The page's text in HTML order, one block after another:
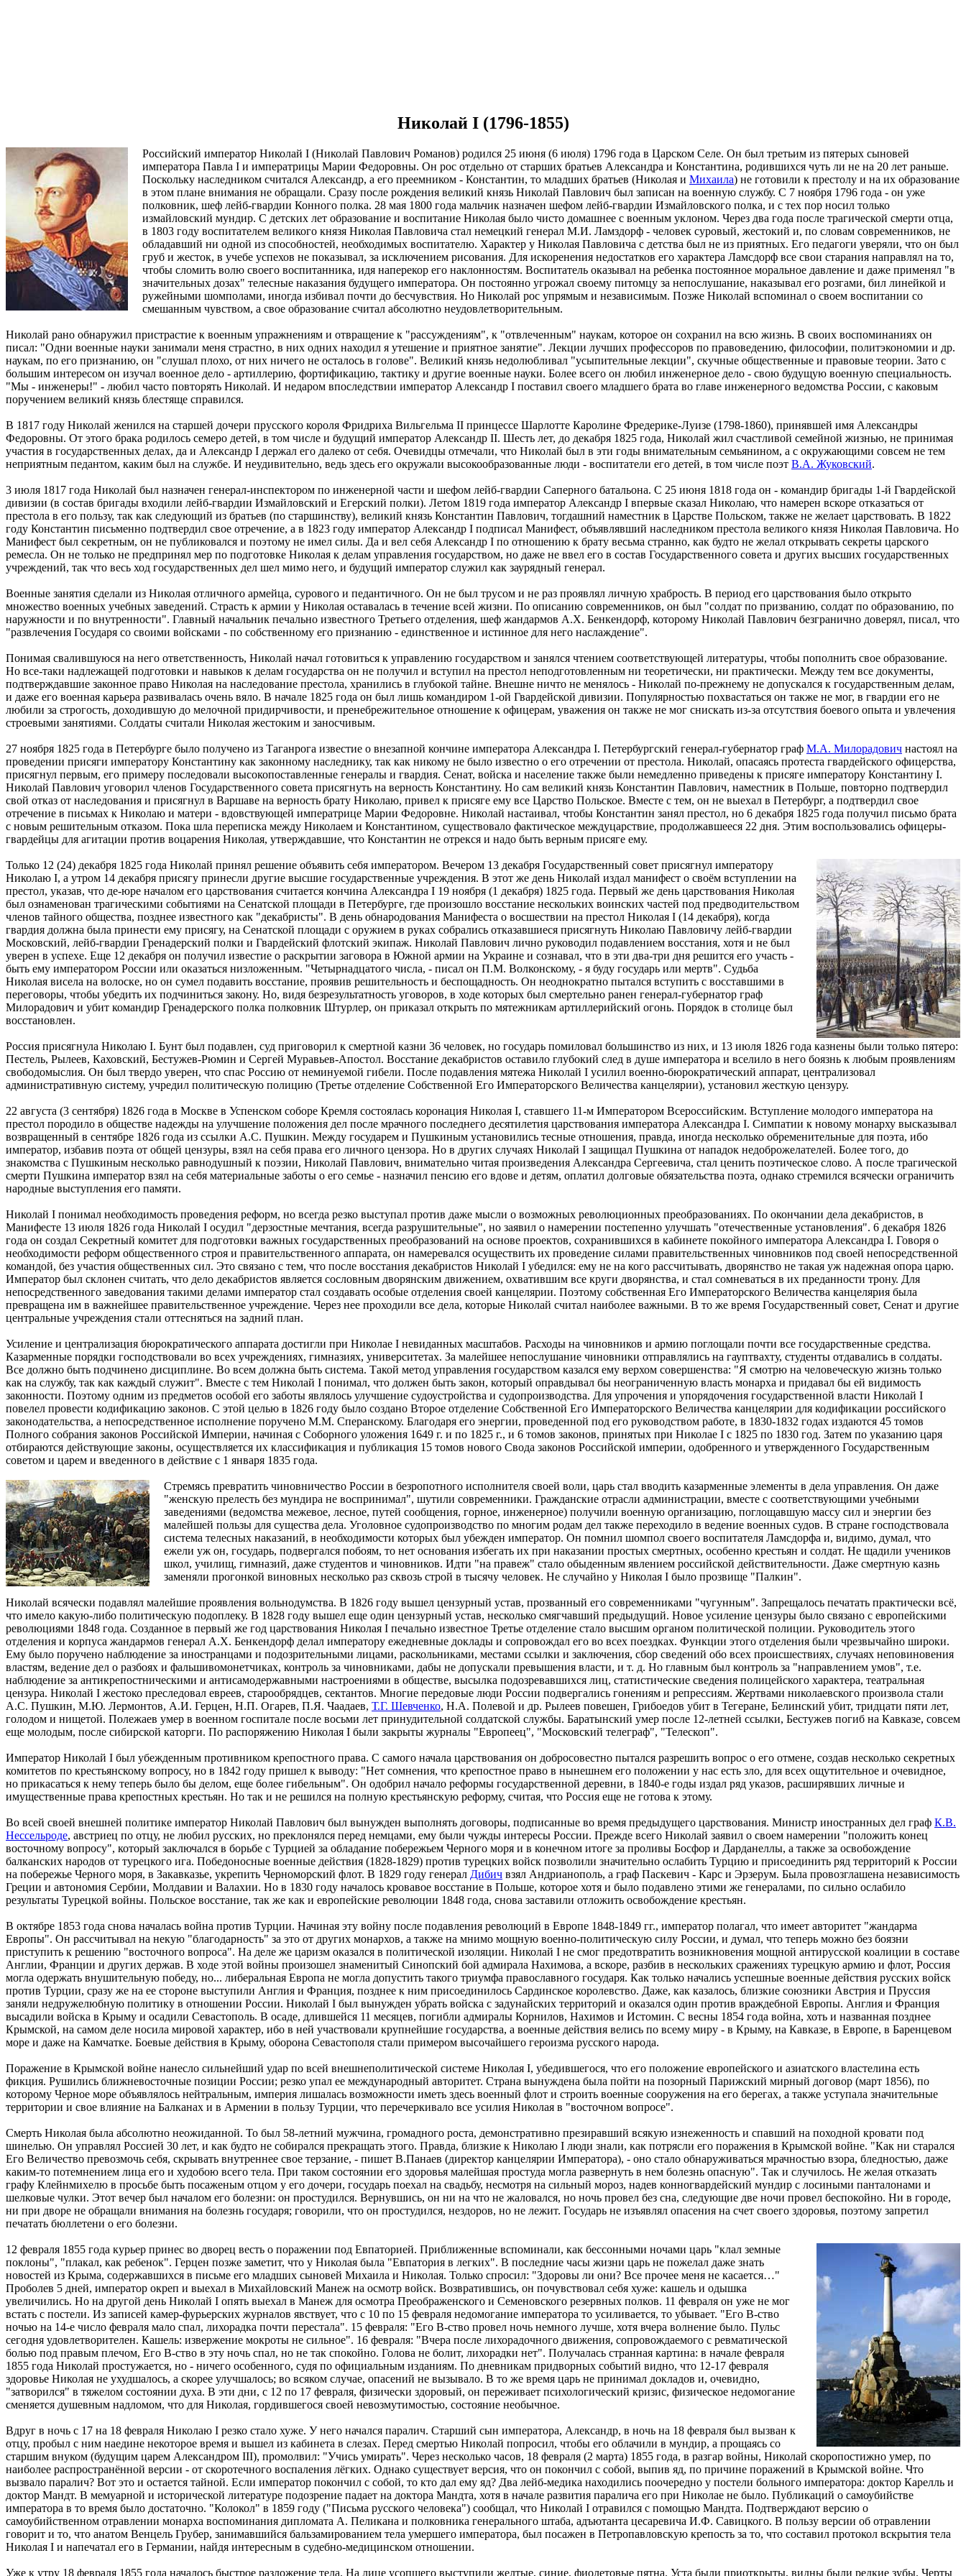
Николай I (1796-1855)
Российский император Николай I (Николай Павлович Романов) родился 25 июня (6 июля) 1796 года в Царском Селе. Он был третьим из пятерых сыновей
императора Павла I и императрицы Марии Федоровны. Он рос отдельно от старших братьев Александра и Константина, родившихся чуть ли не на 20 лет раньше.
Поскольку наследником считался Александр, а его преемником - Константин, то младших братьев (Николая и Михаила) не готовили к престолу и на их образование
в этом плане внимания не обращали. Сразу после рождения великий князь Николай Павлович был записан на военную службу. С 7 ноября 1796 года - он уже
полковник, шеф лейб-гвардии Конного полка. 28 мая 1800 года мальчик назначен шефом лейб-гвардии Измайловского полка, и с тех пор носил только
измайловский мундир. С детских лет образование и воспитание Николая было чисто домашнее с военным уклоном. Через два года после трагической смерти отца,
в 1803 году воспитателем великого князя Николая Павловича стал немецкий генерал М.И. Ламздорф - человек суровый, жестокий и, по словам современников, не
обладавший ни одной из способностей, необходимых воспитателю. Характер у Николая Павловича с детства был не из приятных. Его педагоги уверяли, что он был
груб и жесток, в учебе успехов не показывал, за исключением рисования. Для искоренения недостатков его характера Ламсдорф все свои старания направлял на то,
чтобы сломить волю своего воспитанника, идя наперекор его наклонностям. Воспитатель оказывал на ребенка постоянное моральное давление и даже применял "в
значительных дозах" телесные наказания будущего императора. Он постоянно угрожал своему питомцу за непослушание, наказывал его розгами, бил линейкой и
ружейными шомполами, иногда избивал почти до бесчувствия. Но Николай рос упрямым и независимым. Позже Николай вспоминал о своем воспитании со
смешанным чувством, а свое образование считал абсолютно неудовлетворительным.
Николай рано обнаружил пристрастие к военным упражнениям и отвращение к "рассуждениям", к "отвлеченным" наукам, которое он сохранил на всю жизнь. В своих воспоминаниях он
писал: "Одни военные науки занимали меня страстно, в них одних находил я утешение и приятное занятие". Лекции лучших профессоров по правоведению, философии, политэкономии и др.
наукам, по его признанию, он "слушал плохо, от них ничего не осталось в голове". Великий князь недолюбливал "усыпительные лекции", скучные общественные и правовые теории. Зато с
большим интересом он изучал военное дело - артиллерию, фортификацию, тактику и другие военные науки. Более всего он любил инженерное дело - свою будущую военную специальность.
"Мы - инженеры!" - любил часто повторять Николай. И недаром впоследствии император Александр I поставил своего младшего брата во главе инженерного ведомства России, с каковым
поручением великий князь блестяще справился.
В 1817 году Николай женился на старшей дочери прусского короля Фридриха Вильгельма II принцессе Шарлотте Каролине Фредерике-Луизе (1798-1860), принявшей имя Александры
Федоровны. От этого брака родилось семеро детей, в том числе и будущий император Александр II. Шесть лет, до декабря 1825 года, Николай жил счастливой семейной жизнью, не принимая
участия в государственных делах, да и Александр I держал его далеко от себя. Очевидцы отмечали, что Николай был в эти годы внимательным семьянином, а с окружающими совсем не тем
неприятным педантом, каким был на службе. И неудивительно, ведь здесь его окружали высокообразованные люди - воспитатели его детей, в том числе поэт В.А. Жуковский.
3 июля 1817 года Николай был назначен генерал-инспектором по инженерной части и шефом лейб-гвардии Саперного батальона. С 25 июня 1818 года он - командир бригады 1-й Гвардейской
дивизии (в состав бригады входили лейб-гвардии Измайловский и Егерский полки). Летом 1819 года император Александр I впервые сказал Николаю, что намерен вскоре отказаться от
престола в его пользу, так как следующий из братьев (по старшинству), великий князь Константин Павлович, тогдашний наместник в Царстве Польском, также не желает царствовать. В 1822
году Константин письменно подтвердил свое отречение, а в 1823 году император Александр I подписал Манифест, объявлявший наследником престола великого князя Николая Павловича. Но
Манифест был секретным, он не публиковался и поэтому не имел силы. Да и вел себя Александр I по отношению к брату весьма странно, как будто не желал открывать секреты царского
ремесла. Он не только не предпринял мер по подготовке Николая к делам управления государством, но даже не ввел его в состав Государственного совета и других высших государственных
учреждений, так что весь ход государственных дел шел мимо него, и будущий император служил как заурядный генерал.
Военные занятия сделали из Николая отличного армейца, сурового и педантичного. Он не был трусом и не раз проявлял личную храбрость. В период его царствования было открыто
множество военных учебных заведений. Страсть к армии у Николая оставалась в течение всей жизни. По описанию современников, он был "солдат по призванию, солдат по образованию, по
наружности и по внутренности". Главный начальник печально известного Третьего отделения, шеф жандармов А.X. Бенкендорф, которому Николай Павлович безгранично доверял, писал, что
"развлечения Государя со своими войсками - по собственному его признанию - единственное и истинное для него наслаждение".
Понимая свалившуюся на него ответственность, Николай начал готовиться к управлению государством и занялся чтением соответствующей литературы, чтобы пополнить свое образование.
Но все-таки надлежащей подготовки и навыков к делам государства он не получил и вступил на престол неподготовленным ни теоретически, ни практически. Между тем все документы,
подтверждавшие законное право Николая на наследование престола, хранились в глубокой тайне. Внешне ничто не менялось - Николай по-прежнему не допускался к государственным делам,
и даже его военная карьера развивалась очень вяло. В начале 1825 года он был лишь командиром 1-ой Гвардейской дивизии. Популярностью похвастаться он также не мог, в гвардии его не
любили за строгость, доходившую до мелочной придирчивости, и пренебрежительное отношение к офицерам, уважения он также не мог снискать из-за отсутствия боевого опыта и увлечения
строевыми занятиями. Солдаты считали Николая жестоким и заносчивым.
27 ноября 1825 года в Петербурге было получено из Таганрога известие о внезапной кончине императора Александра I. Петербургский генерал-губернатор граф М.А. Милорадович настоял на
проведении присяги императору Константину как законному наследнику, так как никому не было известно о его отречении от престола. Николай, опасаясь протеста гвардейского офицерства,
присягнул первым, его примеру последовали высокопоставленные генералы и гвардия. Сенат, войска и население также были немедленно приведены к присяге императору Константину I.
Николай Павлович уговорил членов Государственного совета присягнуть на верность Константину. Но сам великий князь Константин Павлович, наместник в Польше, повторно подтвердил
свой отказ от наследования и присягнул в Варшаве на верность брату Николаю, привел к присяге ему все Царство Польское. Вместе с тем, он не выехал в Петербург, а подтвердил свое
отречение в письмах к Николаю и матери - вдовствующей императрице Марии Федоровне. Николай настаивал, чтобы Константин занял престол, но 6 декабря 1825 года получил письмо брата
с новым решительным отказом. Пока шла переписка между Николаем и Константином, существовало фактическое междуцарствие, продолжавшееся 22 дня. Этим воспользовались офицеры-
гвардейцы для агитации против воцарения Николая, утверждавшие, что Константин не отрекся и надо быть верным присяге ему.
Только 12 (24) декабря 1825 года Николай принял решение объявить себя императором. Вечером 13 декабря Государственный совет присягнул императору
Николаю I, а утром 14 декабря присягу принесли другие высшие государственные учреждения. В этот же день Николай издал манифест о своём вступлении на
престол, указав, что де-юре началом его царствования считается кончина Александра I 19 ноября (1 декабря) 1825 года. Первый же день царствования Николая
был ознаменован трагическими событиями на Сенатской площади в Петербурге, где произошло восстание нескольких воинских частей под предводительством
членов тайного общества, позднее известного как "декабристы". В день обнародования Манифеста о восшествии на престол Николая I (14 декабря), когда
гвардия должна была принести ему присягу, на Сенатской площади с оружием в руках собрались отказавшиеся присягнуть Николаю Павловичу лейб-гвардии
Московский, лейб-гвардии Гренадерский полки и Гвардейский флотский экипаж. Николай Павлович лично руководил подавлением восстания, хотя и не был
уверен в успехе. Еще 12 декабря он получил известие о раскрытии заговора в Южной армии на Украине и сознавал, что в эти два-три дня решится его участь -
быть ему императором России или оказаться низложенным. "Четырнадцатого числа, - писал он П.М. Волконскому, - я буду государь или мертв". Судьба
Николая висела на волоске, но он сумел подавить восстание, проявив решительность и беспощадность. Он неоднократно пытался вступить с восставшими в
переговоры, чтобы убедить их подчиниться закону. Но, видя безрезультатность уговоров, в ходе которых был смертельно ранен генерал-губернатор граф
Милорадович и убит командир Гренадерского полка полковник Штурлер, он приказал открыть по мятежникам артиллерийский огонь. Порядок в столице был
восстановлен.
Россия присягнула Николаю I. Бунт был подавлен, суд приговорил к смертной казни 36 человек, но государь помиловал большинство из них, и 13 июля 1826 года казнены были только пятеро:
Пестель, Рылеев, Каховский, Бестужев-Рюмин и Сергей Муравьев-Апостол. Восстание декабристов оставило глубокий след в душе императора и вселило в него боязнь к любым проявлениям
свободомыслия. Он был твердо уверен, что спас Россию от неминуемой гибели. После подавления мятежа Николай I усилил военно-бюрократический аппарат, централизовал
административную систему, учредил политическую полицию (Третье отделение Собственной Его Императорского Величества канцелярии), установил жесткую цензуру.
22 августа (3 сентября) 1826 года в Москве в Успенском соборе Кремля состоялась коронация Николая I, ставшего 11-м Императором Всероссийским. Вступление молодого императора на
престол породило в обществе надежды на улучшение положения дел после мрачного последнего десятилетия царствования императора Александра I. Симпатии к новому монарху высказывал
возвращенный в сентябре 1826 года из ссылки А.С. Пушкин. Между государем и Пушкиным установились тесные отношения, правда, иногда несколько обременительные для поэта, ибо
император, избавив поэта от общей цензуры, взял на себя права его личного цензора. Но в других случаях Николай I защищал Пушкина от нападок недоброжелателей. Более того, до
знакомства с Пушкиным несколько равнодушный к поэзии, Николай Павлович, внимательно читая произведения Александра Сергеевича, стал ценить поэтическое слово. А после трагической
смерти Пушкина император взял на себя материальные заботы о его семье - назначил пенсию его вдове и детям, оплатил долговые обязательства поэта, однако стремился всячески ограничить
народные выступления его памяти.
Николай I понимал необходимость проведения реформ, но всегда резко выступал против даже мысли о возможных революционных преобразованиях. По окончании дела декабристов, в
Манифесте 13 июля 1826 года Николай I осудил "дерзостные мечтания, всегда разрушительные", но заявил о намерении постепенно улучшать "отечественные установления". 6 декабря 1826
года он создал Секретный комитет для подготовки важных государственных преобразований на основе проектов, сохранившихся в кабинете покойного императора Александра I. Говоря о
необходимости реформ общественного строя и правительственного аппарата, он намеревался осуществить их проведение силами правительственных чиновников под своей непосредственной
командой, без участия общественных сил. Это связано с тем, что после восстания декабристов Николай I убедился: ему не на кого рассчитывать, дворянство не такая уж надежная опора царю.
Император был склонен считать, что дело декабристов является сословным дворянским движением, охватившим все круги дворянства, и стал сомневаться в их преданности трону. Для
непосредственного заведования такими делами император стал создавать особые отделения своей канцелярии. Поэтому собственная Его Императорского Величества канцелярия была
превращена им в важнейшее правительственное учреждение. Через нее проходили все дела, которые Николай считал наиболее важными. В то же время Государственный совет, Сенат и другие
центральные учреждения стали оттесняться на задний план.
Усиление и централизация бюрократического аппарата достигли при Николае I невиданных масштабов. Расходы на чиновников и армию поглощали почти все государственные средства.
Казарменные порядки господствовали во всех учреждениях, гимназиях, университетах. За малейшее непослушание чиновники отправлялись на гауптвахту, студенты отдавались в солдаты.
Все должно быть подчинено дисциплине. Во всем должна быть система. Такой метод управления государством казался ему верхом совершенства: "Я смотрю на человеческую жизнь только
как на службу, так как каждый служит". Вместе с тем Николай I понимал, что должен быть закон, который оправдывал бы неограниченную власть монарха и придавал бы ей видимость
законности. Поэтому одним из предметов особой его заботы являлось улучшение судоустройства и судопроизводства. Для упрочения и упорядочения государственной власти Николай I
повелел провести кодификацию законов. С этой целью в 1826 году было создано Второе отделение Собственной Его Императорского Величества канцелярии для кодификации российского
законодательства, а непосредственное исполнение поручено М.М. Сперанскому. Благодаря его энергии, проведенной под его руководством работе, в 1830-1832 годах издаются 45 томов
Полного собрания законов Российской Империи, начиная с Соборного уложения 1649 г. и по 1825 г., и 6 томов законов, принятых при Николае I с 1825 по 1830 год. Затем по указанию царя
отбираются действующие законы, осуществляется их классификация и публикация 15 томов нового Свода законов Российской империи, одобренного и утвержденного Государственным
советом и царем и введенного в действие с 1 января 1835 года.
Стремясь превратить чиновничество России в безропотного исполнителя своей воли, царь стал вводить казарменные элементы в дела управления. Он даже
"женскую прелесть без мундира не воспринимал", шутили современники. Гражданские отрасли администрации, вместе с соответствующими учебными
заведениями (ведомства межевое, лесное, путей сообщения, горное, инженерное) получили военную организацию, поглощавшую массу сил и энергии без
малейшей пользы для существа дела. Уголовное судопроизводство по многим родам дел также переходило в ведение военных судов. В стране господствовала
система телесных наказаний, в необходимости которых был убежден император. Он помнил шомпол своего воспитателя Ламсдорфа и, видимо, думал, что
ежели уж он, государь, подвергался побоям, то нет основания избегать их при наказании простых смертных, особенно крестьян и солдат. Не щадили учеников
школ, училищ, гимназий, даже студентов и чиновников. Идти "на правеж" стало обыденным явлением российской действительности. Даже смертную казнь
заменяли прогонкой виновных несколько раз сквозь строй в тысячу человек. Не случайно у Николая I было прозвище "Палкин".
Николай всячески подавлял малейшие проявления вольнодумства. В 1826 году вышел цензурный устав, прозванный его современниками "чугунным". Запрещалось печатать практически всё,
что имело какую-либо политическую подоплеку. В 1828 году вышел еще один цензурный устав, несколько смягчавший предыдущий. Новое усиление цензуры было связано с европейскими
революциями 1848 года. Созданное в первый же год царствования Николая I печально известное Третье отделение стало высшим органом политической полиции. Руководитель этого
отделения и корпуса жандармов генерал А.X. Бенкендорф делал императору ежедневные доклады и сопровождал его во всех поездках. Функции этого отделения были чрезвычайно широки.
Ему было поручено наблюдение за иностранцами и подозрительными лицами, раскольниками, местами ссылки и заключения, сбор сведений обо всех происшествиях, случаях неповиновения
властям, ведение дел о разбоях и фальшивомонетчиках, контроль за чиновниками, дабы не допускали превышения власти, и т. д. Но главным был контроль за "направлением умов", т.е.
наблюдение за антикрепостническими и антисамодержавными настроениями в обществе, высылка подозревавшихся лиц, статистические сведения полицейского характера, театральная
цензура. Николай I жестоко преследовал евреев, старообрядцев, сектантов. Многие передовые люди России подвергались гонениям и репрессиям. Жертвами николаевского произвола стали
А.С. Пушкин, М.Ю. Лермонтов, А.И. Герцен, Н.П. Огарев, П.Я. Чаадаев, Т.Г. Шевченко, Н.А. Полевой и др. Рылеев повешен, Грибоедов убит в Тегеране, Белинский убит, тридцати пяти лет,
голодом и нищетой. Полежаев умер в военном госпитале после восьми лет принудительной солдатской службы. Баратынский умер после 12-летней ссылки, Бестужев погиб на Кавказе, совсем
еще молодым, после сибирской каторги. По распоряжению Николая I были закрыты журналы "Европеец", "Московский телеграф", "Телескоп".
Император Николай I был убежденным противником крепостного права. С самого начала царствования он добросовестно пытался разрешить вопрос о его отмене, создав несколько секретных
комитетов по крестьянскому вопросу, но в 1842 году пришел к выводу: "Нет сомнения, что крепостное право в нынешнем его положении у нас есть зло, для всех ощутительное и очевидное,
но прикасаться к нему теперь было бы делом, еще более гибельным". Он одобрил начало реформы государственной деревни, в 1840-е годы издал ряд указов, расширявших личные и
имущественные права крепостных крестьян. Но так и не решился на полную крестьянскую реформу, считая, что Россия еще не готова к этому.
Во всей своей внешней политике император Николай Павлович был вынужден выполнять договоры, подписанные во время предыдущего царствования. Министр иностранных дел граф К.В.
Нессельроде, австриец по отцу, не любил русских, но преклонялся перед немцами, ему были чужды интересы России. Прежде всего Николай заявил о своем намерении "положить конец
восточному вопросу", который заключался в борьбе с Турцией за обладание побережьем Черного моря и в конечном итоге за проливы Босфор и Дарданеллы, а также за освобождение
балканских народов от турецкого ига. Победоносные военные действия (1828-1829) против турецких войск позволили значительно ослабить Турцию и присоединить ряд территорий к России
на побережье Черного моря, в Закавказье, укрепить Черноморский флот. В 1829 году генерал Дибич взял Андрианополь, а граф Паскевич - Карс и Эрзерум. Была провозглашена независимость
Греции и автономия Сербии, Молдавии и Валахии. Но в 1830 году началось кровавое восстание в Польше, которое хотя и было подавлено этими же генералами, по сильно ослабило
результаты Турецкой войны. Польское восстание, так же как и европейские революции 1848 года, снова заставили отложить освобождение крестьян.
В октябре 1853 года снова началась война против Турции. Начиная эту войну после подавления революций в Европе 1848-1849 гг., император полагал, что имеет авторитет "жандарма
Европы". Он рассчитывал на некую "благодарность" за это от других монархов, а также на мнимо мощную военно-политическую силу России, и думал, что теперь можно без боязни
приступить к решению "восточного вопроса". На деле же царизм оказался в политической изоляции. Николай I не смог предотвратить возникновения мощной антирусской коалиции в составе
Англии, Франции и других держав. В ходе этой войны произошел знаменитый Синопский бой адмирала Нахимова, а вскоре, разбив в нескольких сражениях турецкую армию и флот, Россия
могла одержать внушительную победу, но... либеральная Европа не могла допустить такого триумфа православного государя. Как только начались успешные военные действия русских войск
против Турции, сразу же на ее стороне выступили Англия и Франция, позднее к ним присоединилось Сардинское королевство. Даже, как казалось, близкие союзники Австрия и Пруссия
заняли недружелюбную политику в отношении России. Николай I был вынужден убрать войска с задунайских территорий и оказался один против враждебной Европы. Англия и Франция
высадили войска в Крыму и осадили Севастополь. В осаде, длившейся 11 месяцев, погибли адмиралы Корнилов, Нахимов и Истомин. С весны 1854 года война, хоть и названная позднее
Крымской, на самом деле носила мировой характер, ибо в ней участвовали крупнейшие государства, а военные действия велись по всему миру - в Крыму, на Кавказе, в Европе, в Баренцевом
море и даже на Камчатке. Боевые действия в Крыму, оборона Севастополя стали примером высочайшего героизма русского народа.
Поражение в Крымской войне нанесло сильнейший удар по всей внешнеполитической системе Николая I, убедившегося, что его положение европейского и азиатского властелина есть
фикция. Рушились ближневосточные позиции России; резко упал ее международный авторитет. Страна вынуждена была пойти на позорный Парижский мирный договор (март 1856), по
которому Черное море объявлялось нейтральным, империя лишалась возможности иметь здесь военный флот и строить военные сооружения на его берегах, а также уступала значительные
территории и свое влияние на Балканах и в Армении в пользу Турции, что перечеркивало все усилия Николая в "восточном вопросе".
Смерть Николая была абсолютно неожиданной. То был 58-летний мужчина, громадного роста, демонстративно презиравший всякую изнеженность и спавший на походной кровати под
шинелью. Он управлял Россией 30 лет, и как будто не собирался прекращать этого. Правда, близкие к Николаю I люди знали, как потрясли его поражения в Крымской войне. "Как ни старался
Его Величество превозмочь себя, скрывать внутреннее свое терзание, - пишет В.Панаев (директор канцелярии Императора), - оно стало обнаруживаться мрачностью взора, бледностью, даже
каким-то потемнением лица его и худобою всего тела. При таком состоянии его здоровья малейшая простуда могла развернуть в нем болезнь опасную". Так и случилось. Не желая отказать
графу Клейнмихелю в просьбе быть посаженым отцом у его дочери, государь поехал на свадьбу, несмотря на сильный мороз, надев конногвардейский мундир с лосиными панталонами и
шелковые чулки. Этот вечер был началом его болезни: он простудился. Вернувшись, он ни на что не жаловался, но ночь провел без сна, следующие две ночи провел беспокойно. Ни в городе,
ни при дворе не обращали внимания на болезнь государя; говорили, что он простудился, нездоров, но не лежит. Государь не изъявлял опасения на счет своего здоровья, поэтому запретил
печатать бюллетени о его болезни.
12 февраля 1855 года курьер принес во дворец весть о поражении под Евпаторией. Приближенные вспоминали, как бессонными ночами царь "клал земные
поклоны", "плакал, как ребенок". Герцен позже заметит, что у Николая была "Евпатория в легких". В последние часы жизни царь не пожелал даже знать
новостей из Крыма, содержавшихся в письме его младших сыновей Михаила и Николая. Только спросил: "Здоровы ли они? Все прочее меня не касается…"
Проболев 5 дней, император окреп и выехал в Михайловский Манеж на осмотр войск. Возвратившись, он почувствовал себя хуже: кашель и одышка
увеличились. Но на другой день Николай I опять выехал в Манеж для осмотра Преображенского и Семеновского резервных полков. 11 февраля он уже не мог
встать с постели. Из записей камер-фурьерских журналов явствует, что с 10 по 15 февраля недомогание императора то усиливается, то убывает. "Его В-ство
ночью на 14-е число февраля мало спал, лихорадка почти перестала". 15 февраля: "Его В-ство провел ночь немного лучше, хотя вчера волнение было. Пульс
сегодня удовлетворителен. Кашель: извержение мокроты не сильное". 16 февраля: "Вчера после лихорадочного движения, сопровождаемого с ревматической
болью под правым плечом, Его В-ство в эту ночь спал, но не так спокойно. Голова не болит, лихорадки нет". Получалась странная картина: в начале февраля
1855 года Николай простужается, но - ничего особенного, судя по официальным изданиям. По дневникам придворных событий видно, что 12-17 февраля
здоровье Николая не ухудшалось, а скорее улучшалось; во всяком случае, опасений не вызывало. В то же время царь не принимал докладов и, очевидно,
"затворился" в тяжелом состоянии духа. В эти дни, с 12 по 17 февраля, физически здоровый, он переживает психологический кризис, физическое недомогание
сменяется душевным надломом, что для Николая, гордившегося своей невозмутимостью, состояние необычное.
Вдруг в ночь с 17 на 18 февраля Николаю I резко стало хуже. У него начался паралич. Старший сын императора, Александр, в ночь на 18 февраля был вызван к
отцу, пробыл с ним наедине некоторое время и вышел из кабинета в слезах. Перед смертью Николай попросил, чтобы его облачили в мундир, а прощаясь со
старшим внуком (будущим царем Александром III), промолвил: "Учись умирать". Через несколько часов, 18 февраля (2 марта) 1855 года, в разгар войны, Николай скоропостижно умер, по
наиболее распространённой версии - от скоротечного воспаления лёгких. Однако существует версия, что он покончил с собой, выпив яд, по причине поражений в Крымской войне. Что
вызвало паралич? Вот это и остается тайной. Если император покончил с собой, то кто дал ему яд? Два лейб-медика находились поочередно у постели больного императора: доктор Карелль и
доктор Мандт. В мемуарной и исторической литературе подозрение падает на доктора Мандта, хотя в начале развития паралича его при Николае не было. Публикаций о самоубийстве
императора в то время было достаточно. "Колокол" в 1859 году ("Письма русского человека") сообщал, что Николай I отравился с помощью Мандта. Подтверждают версию о
самоубийственном отравлении монарха воспоминания дипломата А. Пеликана и полковника генерального штаба, адъютанта цесаревича И.Ф. Савицкого. В пользу версии об отравлении
говорит и то, что анатом Венцель Грубер, занимавшийся бальзамированием тела умершего императора, был посажен в Петропавловскую крепость за то, что составил протокол вскрытия тела
Николая I и напечатал его в Германии, найдя интересным в судебно-медицинском отношении.
Уже к утру 18 февраля 1855 года началось быстрое разложение тела. На лице усопшего выступили желтые, синие, фиолетовые пятна. Уста были приоткрыты, видны были редкие зубы. Черты